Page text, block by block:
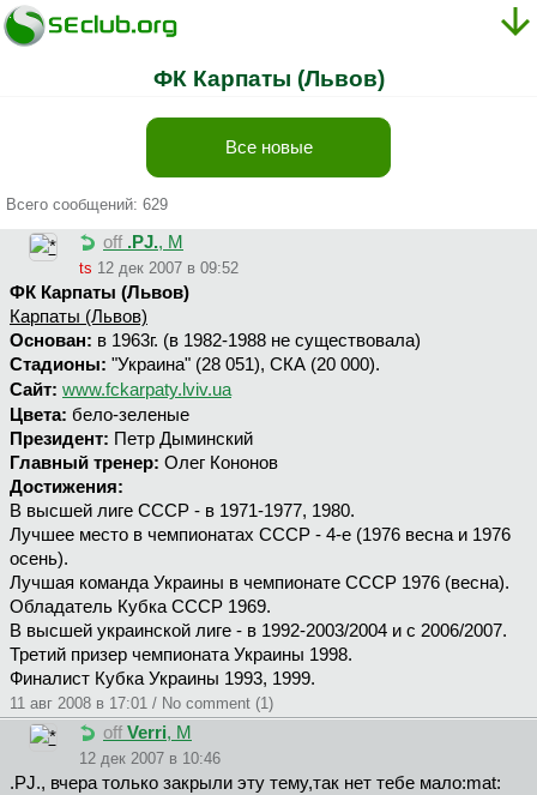
ФК Карпаты (Львов)
Все новые
Всего сообщений: 629
off .PJ., М
ts 12 дек 2007 в 09:52
ФК Карпаты (Львов)
Карпаты (Львов)
Основан: в 1963г. (в 1982-1988 не существовала)
Стадионы: "Украина" (28 051), СКА (20 000).
Сайт: www.fckarpaty.lviv.ua
Цвета: бело-зеленые
Президент: Петр Дыминский
Главный тренер: Олег Кононов
Достижения:
В высшей лиге СССР - в 1971-1977, 1980.
Лучшее место в чемпионатах СССР - 4-е (1976 весна и 1976
осень).
Лучшая команда Украины в чемпионате СССР 1976 (весна).
Обладатель Кубка СССР 1969.
В высшей украинской лиге - в 1992-2003/2004 и с 2006/2007.
Третий призер чемпионата Украины 1998.
Финалист Кубка Украины 1993, 1999.
11 авг 2008 в 17:01 / No comment (1)
off Verri, М
12 дек 2007 в 10:46
.PJ., вчера только закрыли эту тему,так нет тебе мало:mat: